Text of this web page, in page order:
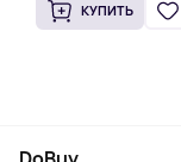
КУПИТЬ